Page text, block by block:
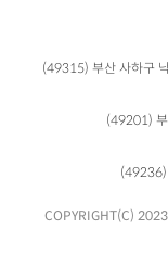
(49315) 부산 사하구
(49201)
(49236)
COPYRIGHT(C)